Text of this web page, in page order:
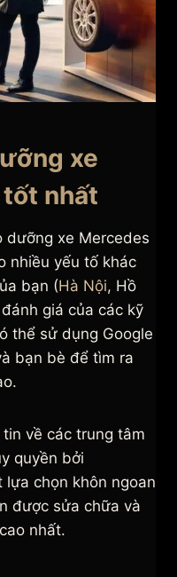
xe
nhất
dưỡng xe Mercedes
nhiều yếu tố khác
bạn (Hà Nội, Hồ
giá của các kỹ
thể sử dụng Google
bạn bè để tìm ra
về các trung tâm
quyền bởi
chọn khôn ngoan
được sửa chữa và
nhất.